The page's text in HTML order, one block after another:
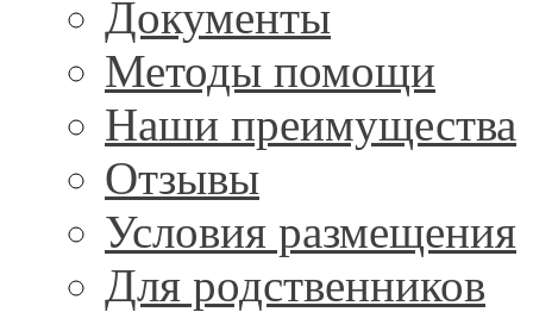
Документы
Методы помощи
Наши преимущества
Отзывы
Условия размещения
Для родственников